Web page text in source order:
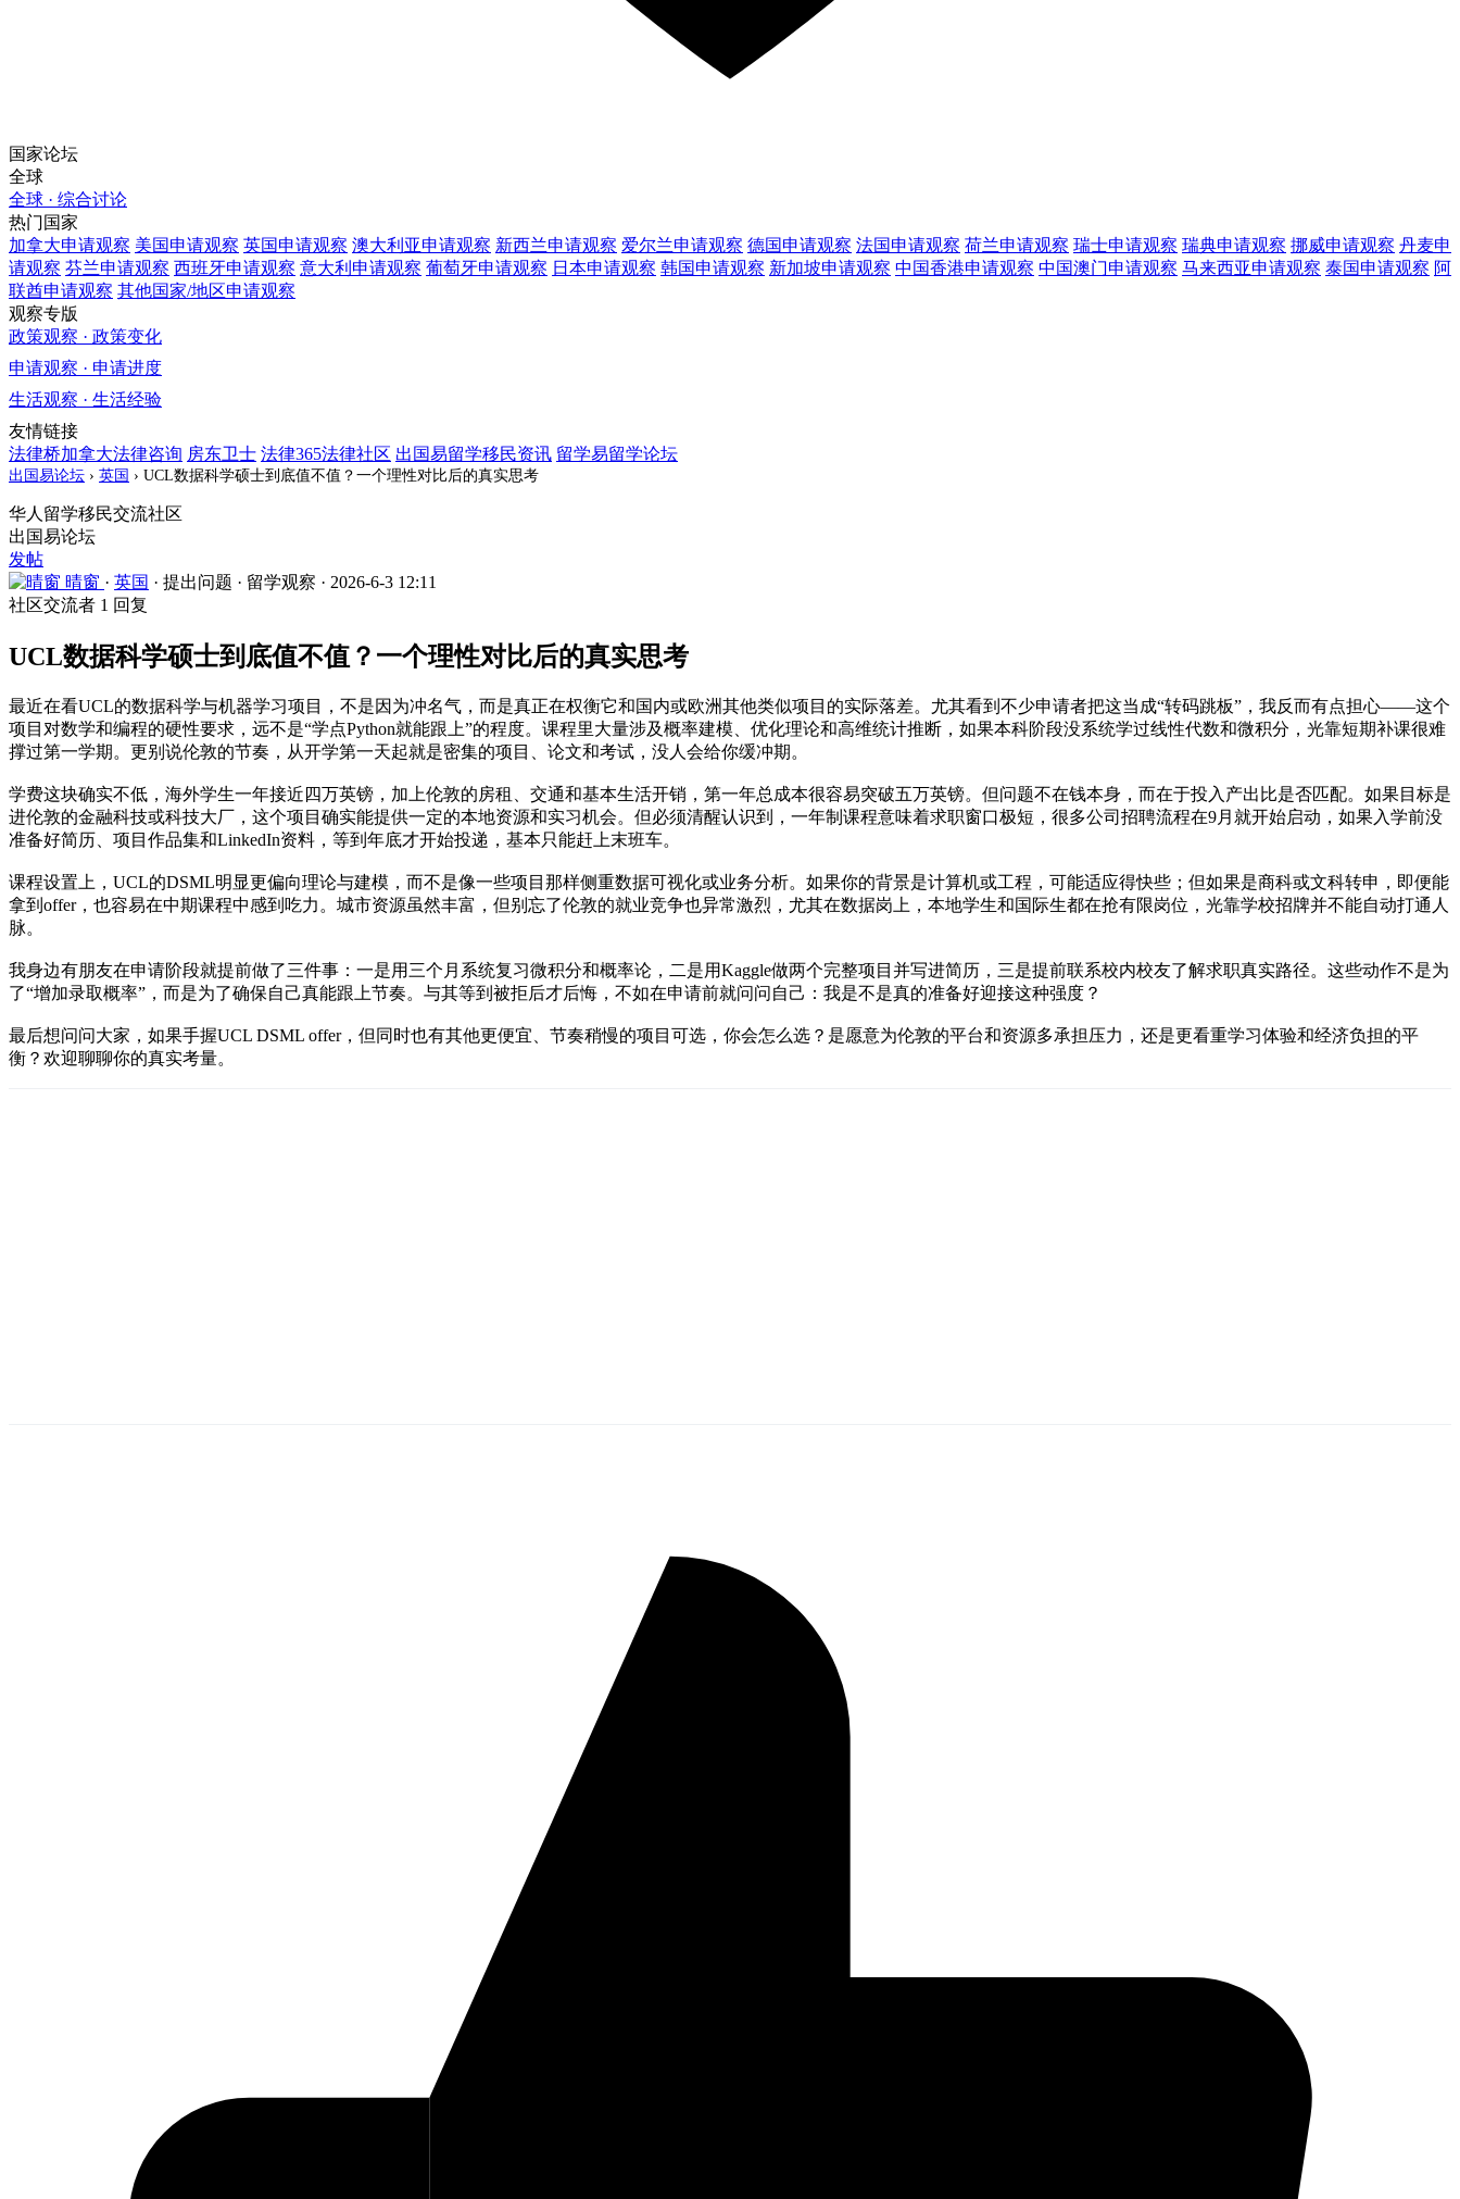
国家论坛
全球
全球 · 综合讨论
热门国家
加拿大申请观察 美国申请观察 英国申请观察 澳大利亚申请观察 新西兰申请观察 爱尔兰申请观察 德国申请观察 法国申请观察 荷兰申请观察 瑞士申请观察 瑞典申请观察 挪威申请观察 丹麦申
请观察 芬兰申请观察 西班牙申请观察 意大利 申请观察 葡萄牙申请观察 日本申请观察 韩国申请观察 新加坡申请观察 中国香港申请观察 中国澳门申请观察 马来西亚申请观察 泰国申请观察 阿
联酋申请观察 其他国家/地区申请观察
观察专版
政策观察 · 政策变化
申请观察 · 申请进度
生活观察 · 生活经验
友情链接
法律桥加拿大法律咨询 房东卫士 法律365法律社区 出国易留学移民资讯 留学易留学论坛
出国易论坛 › 英国 › UCL数据科学硕士到底值不值？一个理性对比后的真实思考
华人留学移民交流社区
出国易论坛
发帖
晴窗 · 英国 · 提出问题 · 留学观察 · 2026-6-3 12:11
社区交流者 1 回复
UCL数据科学硕士到底值不值？一个理性对比后的真实思考
最近在看UCL的数据科学与机器学习项目，不是因为冲名气，而是真正在权衡它和国内或欧洲其他类似项目的实际落差。尤其看到不少申请者把这当成“转码跳板”，我反而有点担心——这个
项目对数学和编程的硬性要求，远不是“学点Python就能跟上”的程度。课程里大量涉及概率建模、优化理论和高维统计推断，如果本科阶段没系统学过线性代数和微积分，光靠短期补课很难
撑过第一学期。更别说伦敦的节奏，从开学第一天起就是密集的项目、论文和考试，没人会给你缓冲期。
学费这块确实不低，海外学生一年接近四万英镑，加上伦敦的房租、交通和基本生活开销，第一年总成本很容易突破五万英镑。但问题不在钱本身，而在于投入产出比是否匹配。如果目标是
进伦敦的金融科技或科技大厂，这个项目确实能提供一定的本地资源和实习机会。但必须清醒认识到，一年制课程意味着求职窗口极短，很多公司招聘流程在9月就开始启动，如果入学前没
准备好简历、项目作品集和LinkedIn资料，等到年底才开始投递，基本只能赶上末班车。
课程设置上，UCL的DSML明显更偏向理论与建模，而不是像一些项目那样侧重数据可视化或业务分析。如果你的背景是计算机或工程，可能适应得快些；但如果是商科或文科转申，即便能
拿到offer，也容易在中期课程中感到吃力。城市资源虽然丰富，但别忘了伦敦的就业竞争也异常激烈，尤其在数据岗上，本地学生和国际生都在抢有限岗位，光靠学校招牌并不能自动打通人
脉。
我身边有朋友在申请阶段就提前做了三件事：一是用三个月系统复习微积分和概率论，二是用Kaggle做两个完整项目并写进简历，三是提前联系校内校友了解求职真实路径。这些动作不是为
了“增加录取概率”，而是为了确保自己真能跟上节奏。与其等到被拒后才后悔，不如在申请前就问问自己：我是不是真的准备好迎接这种强度？
最后想问问大家，如果手握UCL DSML offer，但同时也有其他更便宜、节奏稍慢的项目可选，你会怎么选？是愿意为伦敦的平台和资源多承担压力，还是更看重学习体验和经济负担的平
衡？欢迎聊聊你的真实考量。